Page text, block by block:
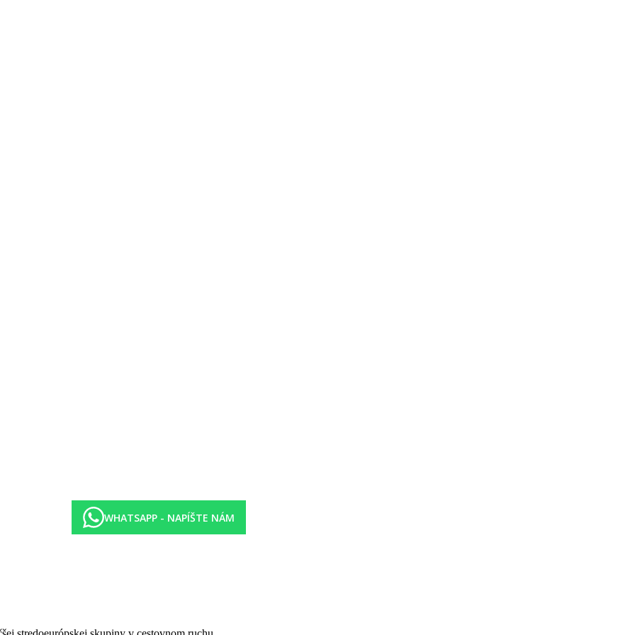
vybavenie)
WHATSAPP - NAPÍŠTE NÁM